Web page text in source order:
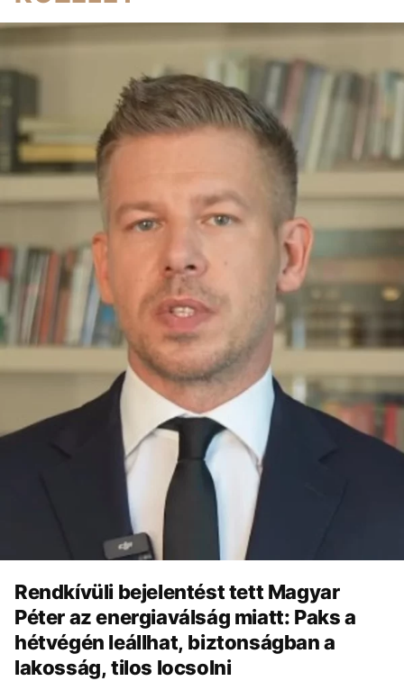
Rendkívüli bejelentést tett Magyar
Péter az energiaválság miatt: Paks a
hétvégén leállhat, biztonságban a
lakosság, tilos locsolni